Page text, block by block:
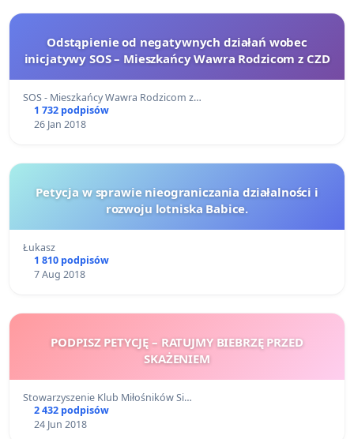
Odstąpienie od negatywnych działań wobec
inicjatywy SOS – Mieszkańcy Wawra Rodzicom z CZD
SOS - Mieszkańcy Wawra Rodzicom z…
1 732 podpisów
26 Jan 2018
Petycja w sprawie nieograniczania działalności i
rozwoju lotniska Babice.
Łukasz
1 810 podpisów
7 Aug 2018
PODPISZ PETYCJĘ – RATUJMY BIEBRZĘ PRZED
SKAŻENIEM
Stowarzyszenie Klub Miłośników Si…
2 432 podpisów
24 Jun 2018